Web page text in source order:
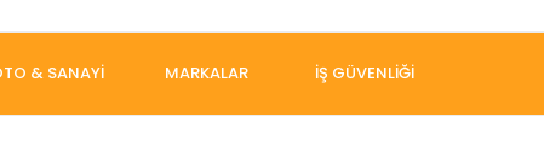
& SANAYİ MARKALAR İŞ GÜVENLİĞİ